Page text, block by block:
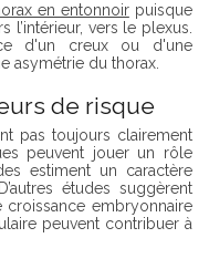
en entonnoirpuisque
l’intérieur, vers le plexus.
d'un creux ou d'une
asymétrie du thorax.
de risque
pas toujours clairement
peuvent jouer un rôle
estiment un caractère
études suggèrent
embryonnaire
peuvent contribuer à